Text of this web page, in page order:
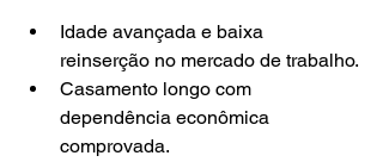
Idade avançada e baixa
reinserção no mercado de trabalho.
Casamento longo com
dependência econômica
comprovada.